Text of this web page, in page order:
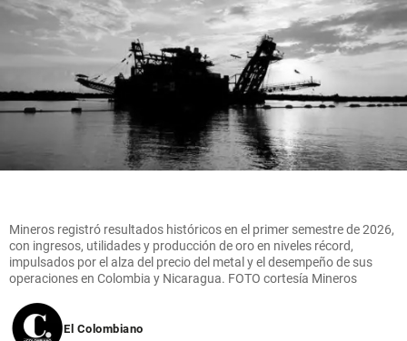
Mineros registró resultados históricos en el primer semestre de 2026,
con ingresos, utilidades y producción de oro en niveles récord,
impulsados por el alza del precio del metal y el desempeño de sus
operaciones en Colombia y Nicaragua. FOTO cortesía Mineros
El Colombiano